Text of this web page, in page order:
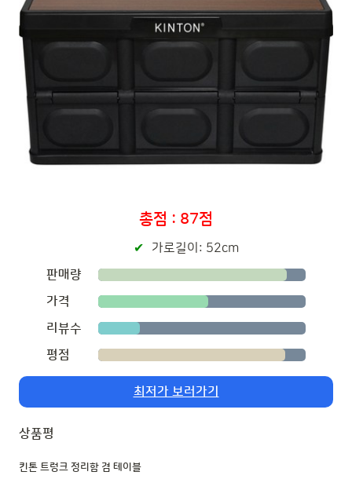
총점 : 87점
가로길이: 52cm
판매량
가격
리뷰수
평점
최저가 보러가기
상품평
킨톤 트렁크 정리함 겸 테이블